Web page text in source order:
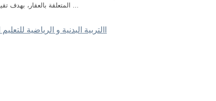
المتعلقة بالعقار، بهدف تقييم صلاحيات الجماعات المحلية في مجال التهيئة والتعمير وتبيان مدى كفاءتها للتكفل ...